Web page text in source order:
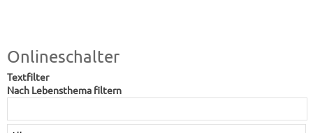
Onlineschalter
Textfilter
Nach Lebensthema filtern